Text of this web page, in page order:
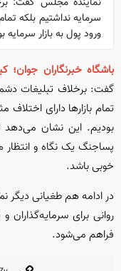
سرمایه نداشتیم بلکه
ورود پول به بازار سرمایه
باشگاه خبرنگاران جوان؛
گفت: برخلاف تبلیغات
تمام بازار‌ها دارای
بودیم. این نشان می‌دهد
پساجنگ یک نگاه و انتظار
خوبی باشد.
در ادامه هم طغیانی دیگر
روانی برای سرمایه‌گذاران
فراهم می‌شود.